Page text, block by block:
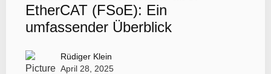
EtherCAT (FSoE): Ein
umfassender Überblick
Rüdiger Klein
April 28, 2025